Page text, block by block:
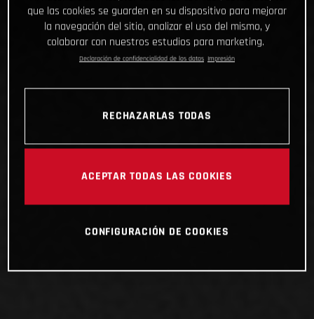
que las cookies se guarden en su dispositivo para mejorar
la navegación del sitio, analizar el uso del mismo, y
colaborar con nuestros estudios para marketing.
Declaración de confidencialidad de los datos Impresión
RECHAZARLAS TODAS
ACEPTAR TODAS LAS COOKIES
CONFIGURACIÓN DE COOKIES